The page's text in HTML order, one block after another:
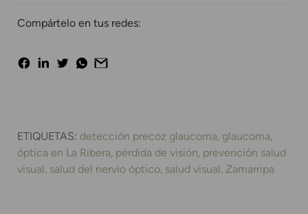
Compártelo en tus redes:
ETIQUETAS: detección precoz glaucoma glaucoma
óptica en La Ribera pérdida de visión prevención salud
visual salud del nervio óptico salud visual Zamarripa